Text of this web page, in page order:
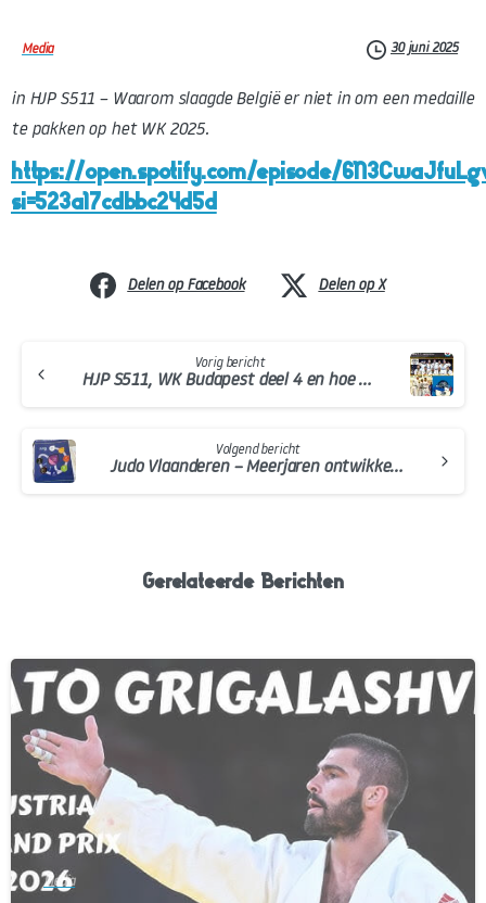
Media 30 juni 2025
in HJP S511 – Waarom slaagde België er niet in om een medaille
te pakken op het WK 2025.
https://open.spotify.com/episode/
si=523a17cdbbc24d5d
Delen op Facebook Delen op X
Reading
Vorig bericht
HJP S511, WK Budapest deel 4 en hoe nu verder
Volgend bericht
Judo Vlaanderen – Meerjaren ontwikkelingsplan
Gerelateerde Berichten
-
Media